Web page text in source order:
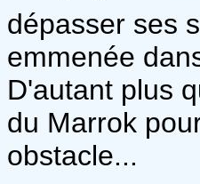
dépasser ses
emmenée
D'autant plus
du Marrok
obstacle...